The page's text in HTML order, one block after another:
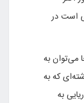
است در
می‌توان به
که به
به